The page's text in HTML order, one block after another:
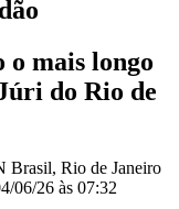
o mais longo
do Rio de
Brasil, Rio de Janeiro
06/26 às 07:32